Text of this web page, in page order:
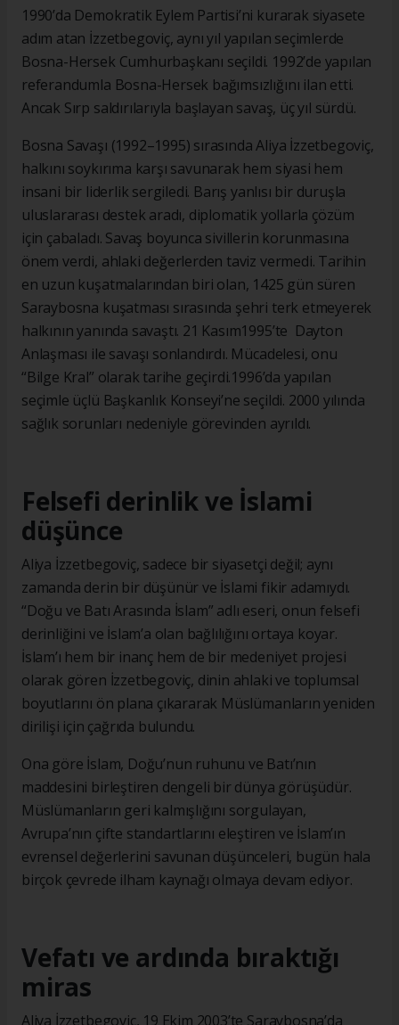
1990’da Demokratik Eylem Partisi’ni kurarak siyasete
adım atan İzzetbegoviç, aynı yıl yapılan seçimlerde
Bosna-Hersek Cumhurbaşkanı seçildi. 1992’de yapılan
referandumla Bosna-Hersek bağımsızlığını ilan etti.
Ancak Sırp saldırılarıyla başlayan savaş, üç yıl sürdü.
Bosna Savaşı (1992–1995) sırasında Aliya İzzetbegoviç,
halkını soykırıma karşı savunarak hem siyasi hem
insani bir liderlik sergiledi. Barış yanlısı bir duruşla
uluslararası destek aradı, diplomatik yollarla çözüm
için çabaladı. Savaş boyunca sivillerin korunmasına
önem verdi, ahlaki değerlerden taviz vermedi. Tarihin
en uzun kuşatmalarından biri olan, 1425 gün süren
Saraybosna kuşatması sırasında şehri terk etmeyerek
halkının yanında savaştı. 21 Kasım1995’te Dayton
Anlaşması ile savaşı sonlandırdı. Mücadelesi, onu
“Bilge Kral” olarak tarihe geçirdi.1996’da yapılan
seçimle üçlü Başkanlık Konseyi’ne seçildi. 2000 yılında
sağlık sorunları nedeniyle görevinden ayrıldı.
Felsefi derinlik ve İslami
düşünce
Aliya İzzetbegoviç, sadece bir siyasetçi değil; aynı
zamanda derin bir düşünür ve İslami fikir adamıydı.
“Doğu ve Batı Arasında İslam” adlı eseri, onun felsefi
derinliğini ve İslam’a olan bağlılığını ortaya koyar.
İslam’ı hem bir inanç hem de bir medeniyet projesi
olarak gören İzzetbegoviç, dinin ahlaki ve toplumsal
boyutlarını ön plana çıkararak Müslümanların yeniden
dirilişi için çağrıda bulundu.
Ona göre İslam, Doğu’nun ruhunu ve Batı’nın
maddesini birleştiren dengeli bir dünya görüşüdür.
Müslümanların geri kalmışlığını sorgulayan,
Avrupa’nın çifte standartlarını eleştiren ve İslam’ın
evrensel değerlerini savunan düşünceleri, bugün hala
birçok çevrede ilham kaynağı olmaya devam ediyor.
Vefatı ve ardında bıraktığı
miras
Aliya İzzetbegoviç, 19 Ekim 2003’te Saraybosna’da